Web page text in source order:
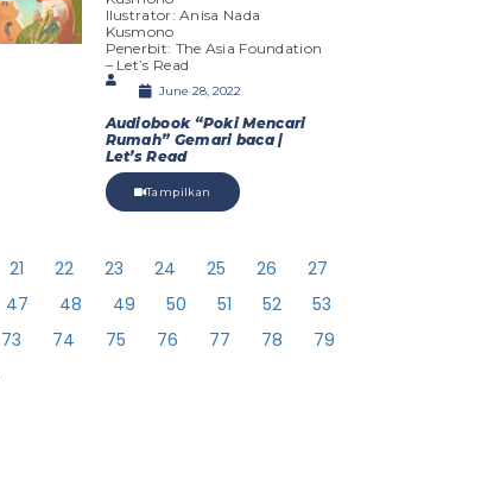
Ilustrator: Anisa Nada
Kusmono
Penerbit: The Asia Foundation
– Let’s Read
June 28, 2022
Audiobook “Poki Mencari
Rumah” Gemari baca |
Let’s Read
Tampilkan
21 22 23 24 25 26
27
47 48 49 50 51 52
53
73 74 75 76 77 78
79